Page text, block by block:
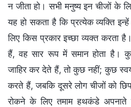
न जीता हो। सभी मनुष्य इन चीजों के
यह हो सकता है कि प्रत्येक व्यक्ति
लिए किस प्रकार इच्छा व्यक्त करता
हैं, वह सार रूप में समान होता है।
जाहिर कर देते हैं, तो कुछ नहीं; कुछ
करते हैं, जबकि दूसरे लोग चीजों को
रोकने के लिए तमाम हथकंडे अपनाते